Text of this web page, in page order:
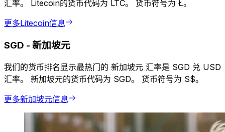
汇率。 Litecoin的货币代码为 LTC。 货币符号为 Ł。
更多Litecoin信息
SGD - 新加坡元
我们的货币排名显示最热门的 新加坡元 汇率是 SGD 兑 USD
汇率。 新加坡元的货币代码为 SGD。 货币符号为 S$。
更多新加坡元信息